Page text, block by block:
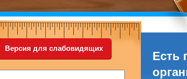
Версия для слабовидящих
Есть